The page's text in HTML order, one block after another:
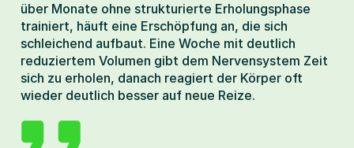
über Monate ohne strukturierte Erholungsphase
trainiert, häuft eine Erschöpfung an, die sich
schleichend aufbaut. Eine Woche mit deutlich
reduziertem Volumen gibt dem Nervensystem Zeit
sich zu erholen, danach reagiert der Körper oft
wieder deutlich besser auf neue Reize.